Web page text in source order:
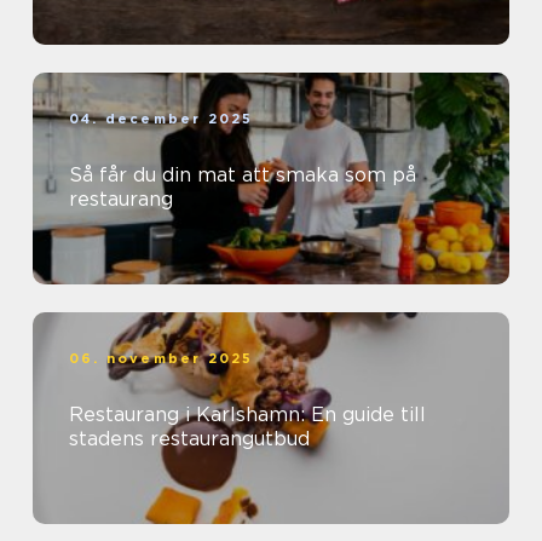
04. december 2025
Så får du din mat att smaka som på
restaurang
06. november 2025
Restaurang i Karlshamn: En guide till
stadens restaurangutbud